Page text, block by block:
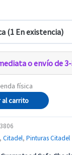
o envío de
física
al carrito
,Citadel,Pinturas Citadel